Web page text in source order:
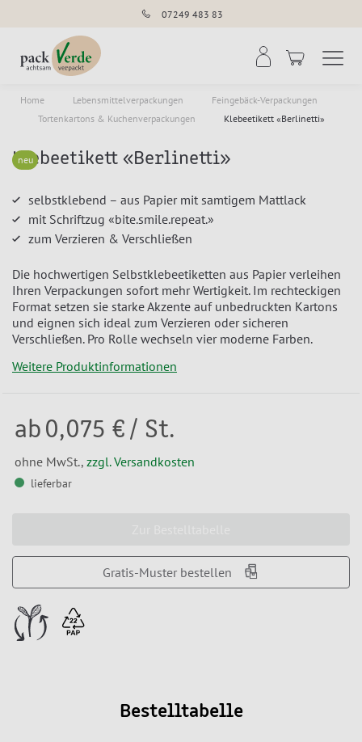
07249 483 83
Home Lebensmittelverpackungen
Feingebäck-Verpackungen
Tortenkartons & Kuchenverpackungen
Klebeetikett «Berlinetti»
neu
Klebeetikett «Berlinetti»
selbstklebend – aus Papier mit samtigem Mattlack
mit Schriftzug «bite.smile.repeat.»
zum Verzieren & Verschließen
Die hochwertigen Selbstklebeetiketten aus Papier verleihen
Ihren Verpackungen sofort mehr Wertigkeit. Im rechteckigen
Format setzen sie starke Akzente auf unbedruckten Kartons
und eignen sich ideal zum Verzieren oder sicheren
Verschließen. Pro Rolle wechseln vier moderne Farben.
Weitere Produktinformationen
ab 0,075 € / St.
ohne MwSt., zzgl. Versandkosten
lieferbar
Gratis-Muster bestellen
Bestelltabelle